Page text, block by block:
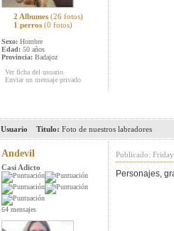
2 Albumes (26 fotos)
1 perros (0 fotos)
Sexo: Hombre
Edad: 50 años
Provincia: Badajoz
Ver ficha del usuario
Enviar un mensaje privado
Usuario Titulo: Foto de nuestros labradores
Andevil
Casi Adicto
64 mensajes
Publicado:
Personajes,